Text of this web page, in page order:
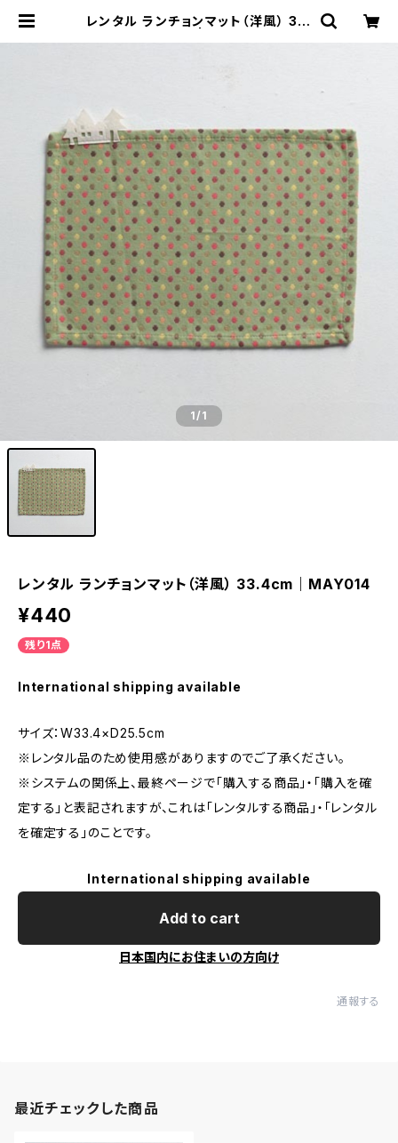
レンタル ランチョンマット（洋風） 33.
1/1
レンタル ランチョンマット（洋風） 33.4cm｜MAY014
¥440
残り1点
International shipping available
サイズ：W33.4×D25.5cm
※レンタル品のため使用感がありますのでご了承ください。
※システムの関係上、最終ページで「購入する商品」・「購入を確
定する」と表記されますが、これは「レンタルする商品」・「レンタル
を確定する」のことです。
International shipping available
Add to cart
日本国内にお住まいの方向け
通報する
最近チェックした商品